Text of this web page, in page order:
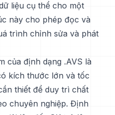
liệu cụ thể cho một
này cho phép đọc và
trình chỉnh sửa và phát
của định dạng .AVS là
kích thước lớn và tốc
thiết để duy trì chất
chuyên nghiệp. Định